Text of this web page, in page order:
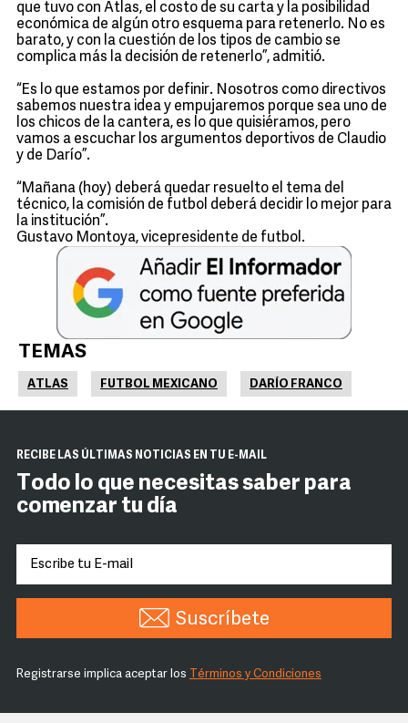
que tuvo con Atlas, el costo de su carta y la posibilidad
económica de algún otro esquema para retenerlo. No es
barato, y con la cuestión de los tipos de cambio se
complica más la decisión de retenerlo”, admitió.
“Es lo que estamos por definir. Nosotros como directivos
sabemos nuestra idea y empujaremos porque sea uno de
los chicos de la cantera, es lo que quisiéramos, pero
vamos a escuchar los argumentos deportivos de Claudio
y de Darío”.
“Mañana (hoy) deberá quedar resuelto el tema del
técnico, la comisión de futbol deberá decidir lo mejor para
la institución”.
Gustavo Montoya, vicepresidente de futbol.
TEMAS
ATLAS FUTBOL MEXICANO DARÍO FRANCO
RECIBE LAS ÚLTIMAS NOTICIAS EN TU E-MAIL
Todo lo que necesitas saber para
comenzar tu día
Suscríbete
Registrarse implica aceptar los Términos y Condiciones